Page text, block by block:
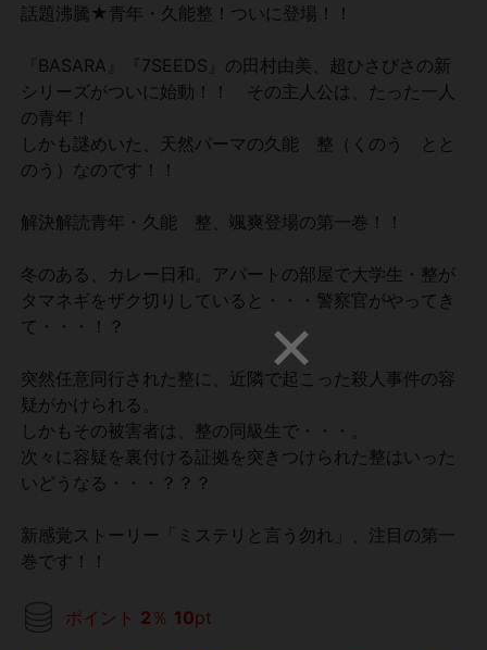
話題沸騰★青年・久能整！ついに登場！！
『BASARA』『7SEEDS』の田村由美、超ひさびさの新
シリーズがついに始動！！ その主人公は、たった一人
の青年！
しかも謎めいた、天然パーマの久能 整（くのう とと
のう）なのです！！
解決解読青年・久能 整、颯爽登場の第一巻！！
冬のある、カレー日和。アパートの部屋で大学生・整が
タマネギをザク切りしていると・・・警察官がやってき
て・・・！？
突然任意同行された整に、近隣で起こった殺人事件の容
疑がかけられる。
しかもその被害者は、整の同級生で・・・。
次々に容疑を裏付ける証拠を突きつけられた整はいった
いどうなる・・・？？？
新感覚ストーリー「ミステリと言う勿れ」、注目の第一
巻です！！
ポイント 2 ％ 10pt